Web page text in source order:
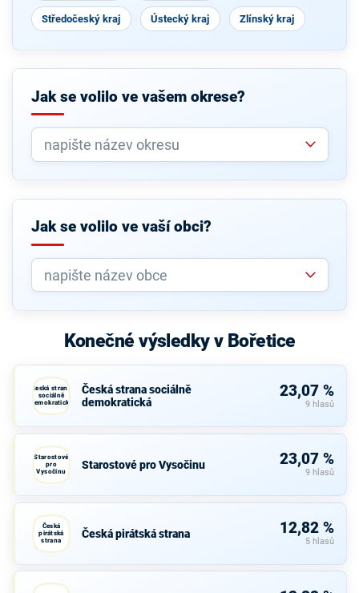
Středočeský kraj Ústecký kraj Zlínský kraj
Jak se volilo ve vašem okrese?
Jak se volilo ve vaší obci?
Konečné výsledky v Bořetice
Česká strana
sociálně
demokratická
Česká strana sociálně
demokratická
23,07 %
9 hlasů
Starostové
pro
Vysočinu
Starostové pro Vysočinu 23,07 %
9 hlasů
Česká
pirátská
strana
Česká pirátská strana 12,82 %
5 hlasů